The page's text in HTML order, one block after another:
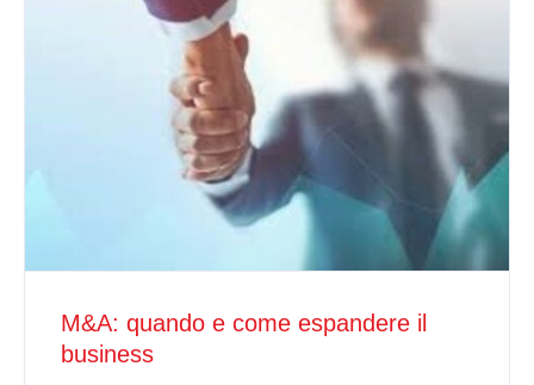
M&A: quando e come espandere il
business